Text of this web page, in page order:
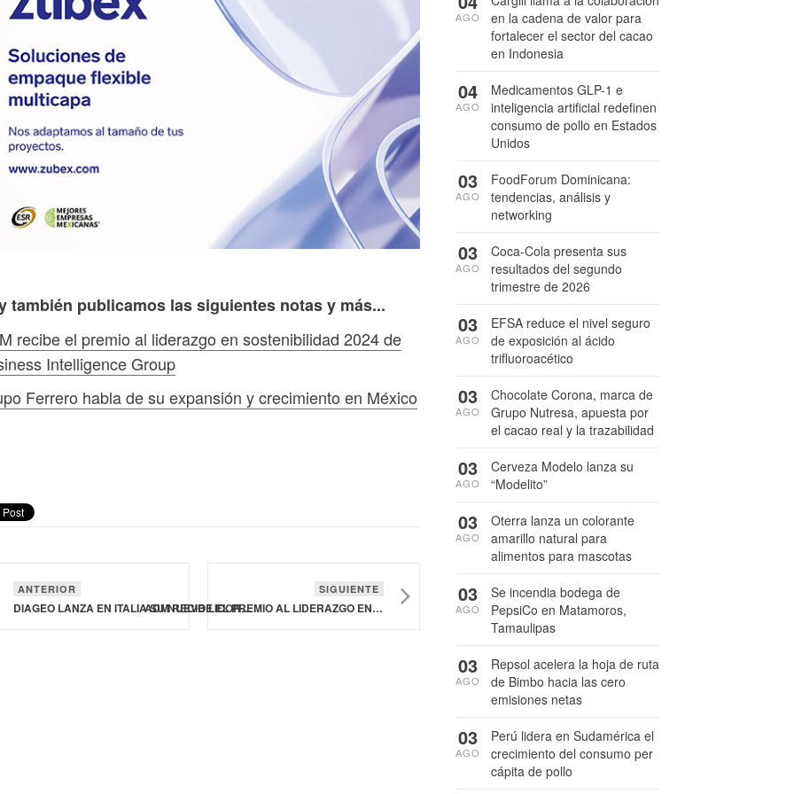
también publicamos las siguientes notas y más...
recibe el premio al liderazgo en sostenibilidad 2024 de
Intelligence Group
Ferrero habla de su expansión y crecimiento en México
ANTERIOR
DIAGEO LANZA EN ITALIA SU NUEVO LICOR AZUL
SIGUIENTE
ADM RECIBE EL PREMIO AL LIDERAZGO EN SOSTENIBILIDAD 2024 DE BUSINESS INTELLIGENCE GROUP
en la cadena de valor para
fortalecer el sector del cacao
en Indonesia
AGO
Medicamentos GLP-1 e
inteligencia artificial redefinen
consumo de pollo en Estados
Unidos
04
AGO
FoodForum Dominicana:
tendencias, análisis y
networking
03
AGO
Coca-Cola presenta sus
resultados del segundo
trimestre de 2026
03
AGO
EFSA reduce el nivel seguro
de exposición al ácido
trifluoroacético
03
AGO
Chocolate Corona, marca de
Grupo Nutresa, apuesta por
el cacao real y la trazabilidad
03
AGO
Cerveza Modelo lanza su
“Modelito”
03
AGO
Oterra lanza un colorante
amarillo natural para
alimentos para mascotas
03
AGO
Se incendia bodega de
PepsiCo en Matamoros,
Tamaulipas
03
AGO
Repsol acelera la hoja de ruta
de Bimbo hacia las cero
emisiones netas
03
AGO
Perú lidera en Sudamérica el
crecimiento del consumo per
cápita de pollo
03
AGO